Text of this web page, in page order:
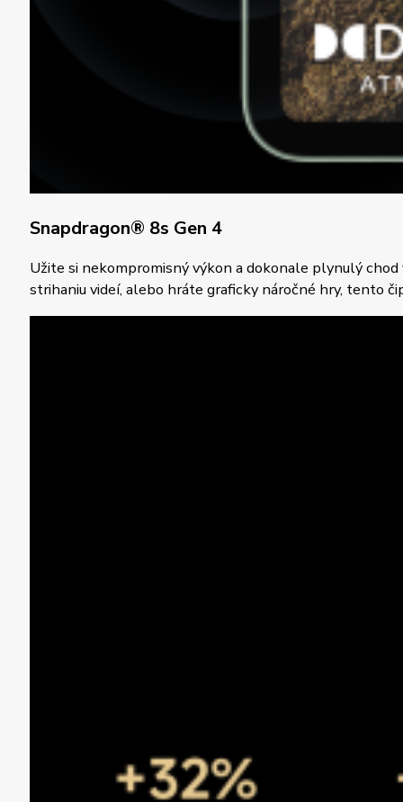
Snapdragon® 8s Gen 4
Užite si nekompromisný výkon a dokonale plynulý
strihaniu videí, alebo hráte graficky náročné hry, tento